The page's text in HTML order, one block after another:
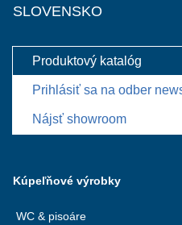
SLOVENSKO
Produktový katalóg
Prihlásiť sa na odber
Nájsť showroom
Kúpeľňové výrobky
WC & pisoáre